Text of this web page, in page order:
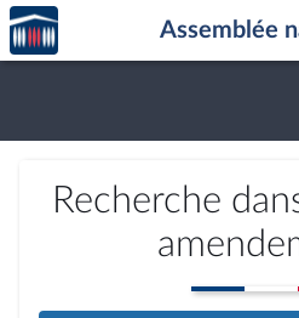
Aller au contenu
Aller en bas de la page
Accèder
à la
page
Assemblée
Recherche